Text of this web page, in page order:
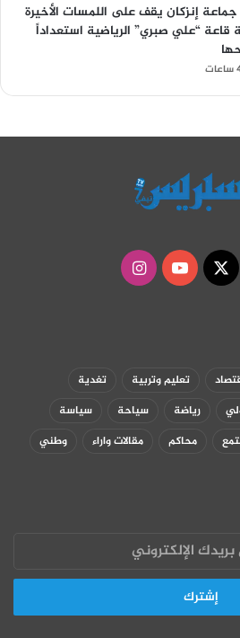
إنزكان يقف على اللمسات الأخيرة
قاعة “علي صبري” الرياضية استعداداً
‫X
‫YouTubeانستقرام
تعليم وتربية
تغدية
رياضة سياحة
سياسة
محاكم مقالات واراء وطني